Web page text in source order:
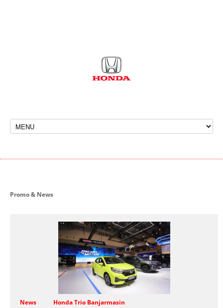
Promo & News
News Honda Trio Banjarmasin